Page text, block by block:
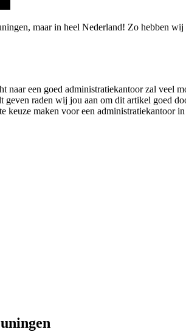
maar in heel Nederland! Zo hebben
een goed administratiekantoor zal veel
raden wij jou aan om dit artikel goed
maken voor een administratiekantoor